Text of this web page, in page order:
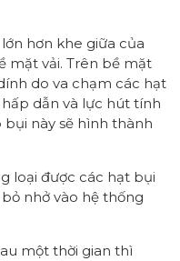
hơn khe giữa của
mặt vải. Trên bề mặt
do va chạm các hạt
dẫn và lực hút tính
bụi này sẽ hình thành
loại được các hạt bụi
nhở vào hệ thống
một thời gian thì